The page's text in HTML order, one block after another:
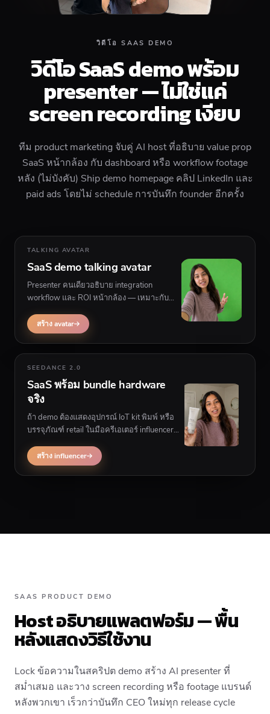
วิดีโอ SAAS DEMO
วิดีโอ SaaS demo พร้อม
presenter — ไม่ใช่แค่
screen recording เงียบ
ทีม product marketing จับคู่ AI host ที่อธิบาย value prop
SaaS หน้ากล้อง กับ dashboard หรือ workflow footage
หลัง (ไม่บังคับ) Ship demo homepage คลิป LinkedIn และ
paid ads โดยไม่ schedule การบันทึก founder อีกครั้ง
TALKING AVATAR
SaaS demo talking avatar
Presenter คนเดียวอธิบาย integration
workflow และ ROI หน้ากล้อง — เหมาะกับ
พร้อม UI ผลิตภัณฑ์หลังผู้พูด
สร้าง avatar
SEEDANCE 2.0
SaaS พร้อม bundle hardware
จริง
ถ้า demo ต้องแสดงอุปกรณ์ IoT kit พิมพ์ หรือ
บรรจุภัณฑ์ retail ในมือครีเอเตอร์ influencer
สร้าง influencer
SAAS PRODUCT DEMO
Host อธิบายแพลตฟอร์ม — พื้น
หลังแสดงวิธีใช้งาน
Lock ข้อความในสคริปต demo สร้าง AI presenter ที่
สม่ำเสมอ และวาง screen recording หรือ footage แบรนด์
หลังพวกเขา เร็วกว่าบันทึก CEO ใหม่ทุก release cycle